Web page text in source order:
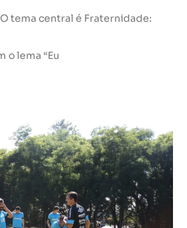
tema central é Fraternidade:
o lema “Eu